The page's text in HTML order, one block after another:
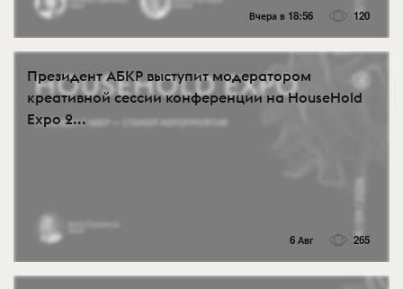
Вчера в 18:56 120
Президент АБКР выступит модератором
креативной сессии конференции на HouseHold
Expo 2...
6 Авг 265